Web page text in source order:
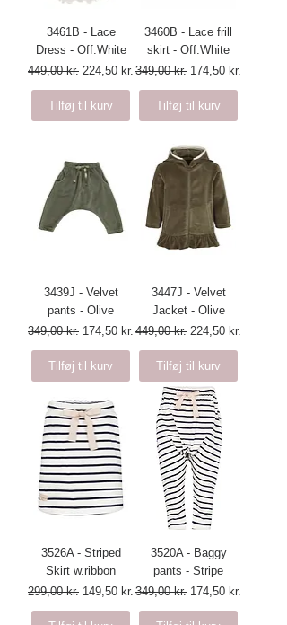
3461B - Lace
Dress - Off.White
Regulær pris
449,00 kr. Salgspris
224,50 kr.
Tilføj til kurv
3460B - Lace frill
skirt - Off.White
Regulær pris
349,00 kr. Salgspris
174,50 kr.
Tilføj til kurv
3439J - Velvet
pants - Olive
Regulær pris
349,00 kr. Salgspris
174,50 kr.
Tilføj til kurv
3447J - Velvet
Jacket - Olive
Regulær pris
449,00 kr. Salgspris
224,50 kr.
Tilføj til kurv
3526A - Striped
Skirt w.ribbon
Regulær pris
299,00 kr. Salgspris
149,50 kr.
3520A - Baggy
pants - Stripe
Regulær pris
349,00 kr. Salgspris
174,50 kr.